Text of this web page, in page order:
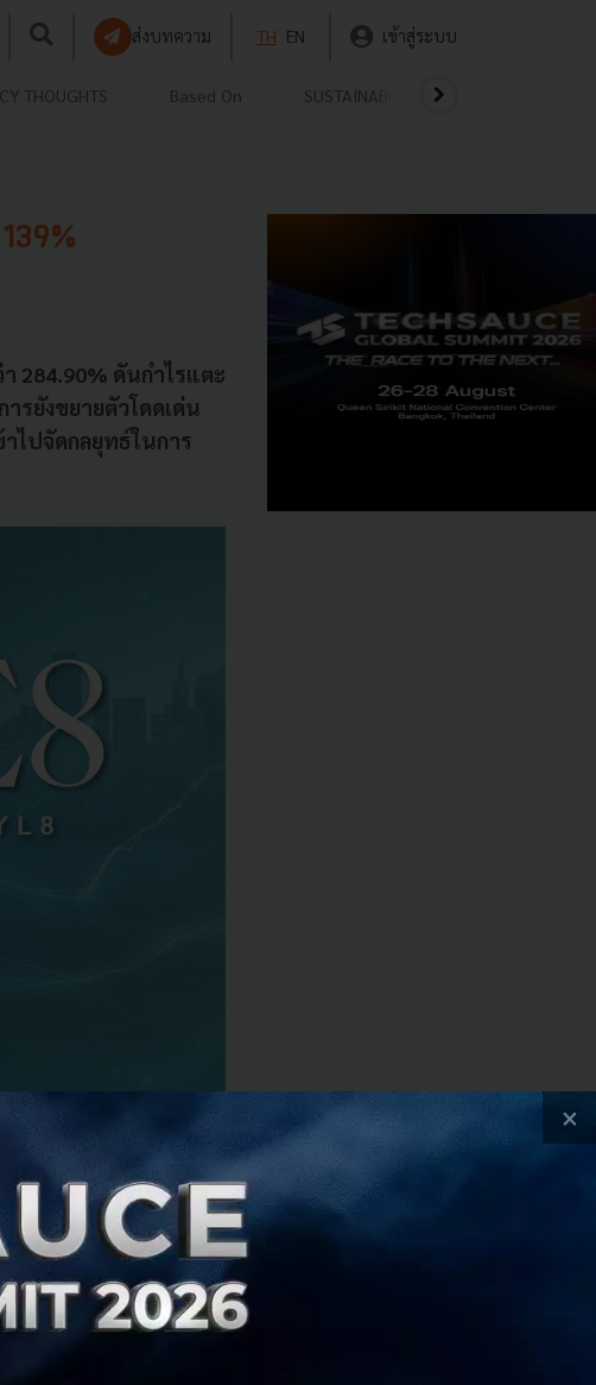
ส่งบทความ TH EN เข้าสู่ระบบ
THOUGHTS Based On SUSTAINABLE
า 284.90% ดันกำไรแตะ
รยังขยายตัวโดดเด่น
ไปจัดกลยุทธ์ในการ
กัด (มหาชน) หรือ BE8
มีกำไรสุทธิ 212.86 ล้าน
านบาท
วดเดียวกันปีก่อนที่มีราย
ได้เข้าลงทุน ประกอบ
×